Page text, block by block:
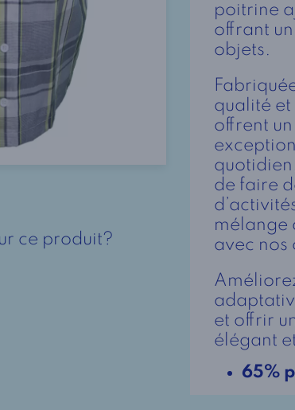
ce produit?
poitrine
offrant
objets.
qualité et
offrent
de faire
mélange
avec nos
et offrir
élégant
65%